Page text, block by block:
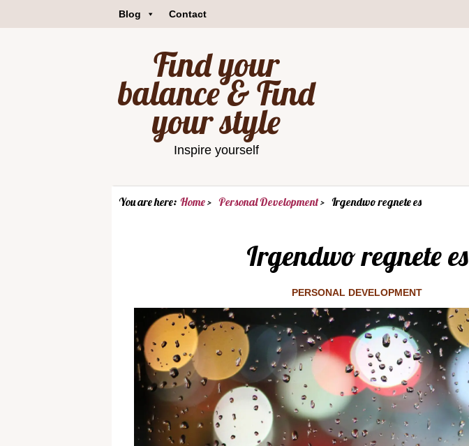
Blog Contact
Find your
balance & Find
your style
Inspire yourself
You are here: Home Personal Development Irgendwo regnete es
Irgendwo regnete es
PERSONAL DEVELOPMENT